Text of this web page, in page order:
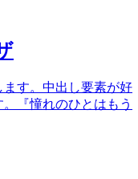
す。中出し要素が好
『憧れのひとはもう